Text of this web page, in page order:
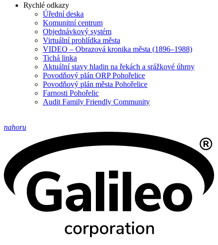
Rychlé odkazy
Úřední deska
Komunitní centrum
Objednávkový systém
Virtuální prohlídka města
VIDEO – Obrazová kronika města (1896–1988)
Tichá linka
Aktuální stavy hladin na řekách a srážkové úhrny
Povodňový plán ORP Pohořelice
Povodňový plán města Pohořelice
Farnosti Pohořelic
Audit Family Friendly Community
nahoru